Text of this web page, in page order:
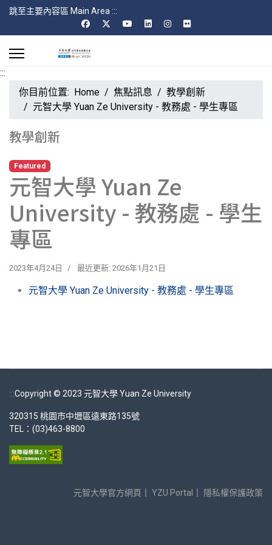
跳至主要內容區 Main Area :::
:::
你目前位置: Home 焦點訊息
教學創新
元智大學 Yuan Ze University - 教務處 - 學生專區
教學創新
Featured
元智大學 Yuan Ze
University - 教務處 - 學生
專區
2023年4月24日 最近更新: 2026年1月21日
元智大學 Yuan Ze University - 教務處 - 學生專區
:::Copyright © 2023 元智大學 Yuan Ze University
320315 桃園市中壢區遠東路135號
TEL：(03)463-8800
元智大學官方網頁 YZU Portal 隱私權保護政策